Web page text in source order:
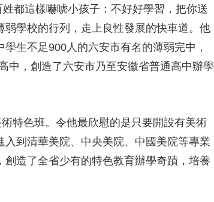
都這樣嚇唬小孩子：不好好學習，把你送
學校的行列，走上良性發展的快車道。他
生不足900人的六安市有名的薄弱完中，
中，創造了六安市乃至安徽省普通高中辦學
特色班。令他最欣慰的是只要開設有美術
到清華美院、中央美院、中國美院等專業
造了全省少有的特色教育辦學奇蹟，培養